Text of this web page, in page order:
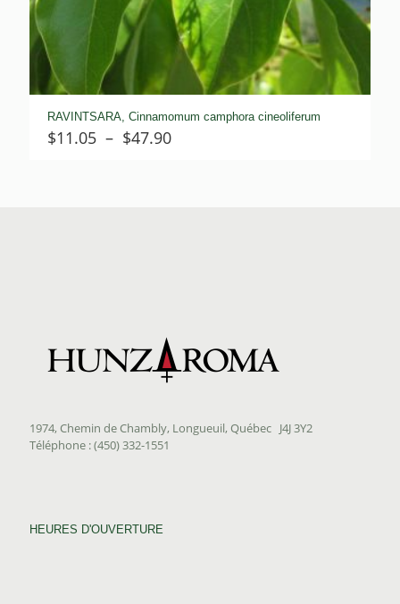
RAVINTSARA, Cinnamomum camphora cineoliferum
$11.05 – $47.90Plage
1974, Chemin de Chambly, Longueuil, Québec J4J 3Y2
Téléphone : (450) 332-1551
HEURES D'OUVERTURE